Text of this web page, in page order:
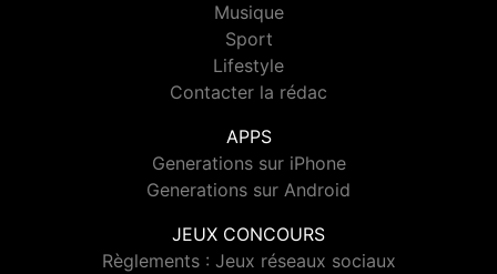
Musique
Sport
Lifestyle
Contacter la rédac
APPS
Generations sur iPhone
Generations sur Android
JEUX CONCOURS
Règlements : Jeux réseaux sociaux